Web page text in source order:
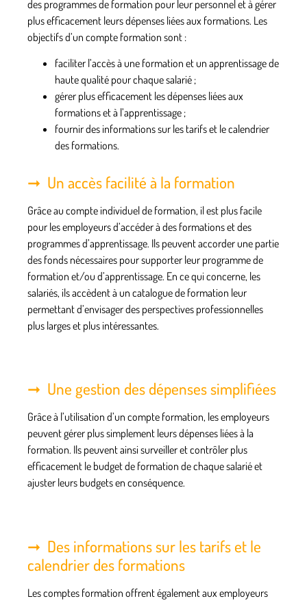
des programmes de formation pour leur personnel et à gérer
plus efficacement leurs dépenses liées aux formations. Les
objectifs d’un compte formation sont :
faciliter l’accès à une formation et un apprentissage de
haute qualité pour chaque salarié ;
gérer plus efficacement lesdépenses liées aux
formations et à l’apprentissage ;
fournir des informations sur les tarifset lecalendrier
des formations.
Un accès facilité à la formation
Grâce au compte individuel de formation, il est plus facile
pour les employeurs d’accéder à des formations et des
programmes d’apprentissage. Ils peuvent accorder une partie
des fonds nécessaires pour supporter leur programme de
formation et/ou d’apprentissage. En ce qui concerne, les
salariés, ils accèdent à un catalogue de formation leur
permettant d’envisager des perspectives professionnelles
plus larges et plus intéressantes.
Une gestion des dépenses simplifiées
Grâce à l’utilisation d’un compte formation, les employeurs
peuvent gérer plus simplement leurs dépenses liées à la
formation. Ils peuvent ainsi surveiller et contrôler plus
efficacement le budget de formation de chaque salarié et
ajuster leurs budgets en conséquence.
Des informations sur les tarifs et le
calendrier des formations
Les comptes formation offrent également aux employeurs